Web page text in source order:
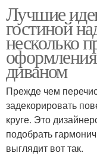
Лучшие
гостиной
несколько
диваном
Прежде чем
задекорировать
круге. Это
подобрать
выглядит вот так.